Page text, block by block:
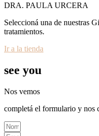
DRA. PAULA URCERA
Seleccioná una de nuestras
tratamientos.
Ir a la tienda
see you
Nos vemos
completá el formulario y nos